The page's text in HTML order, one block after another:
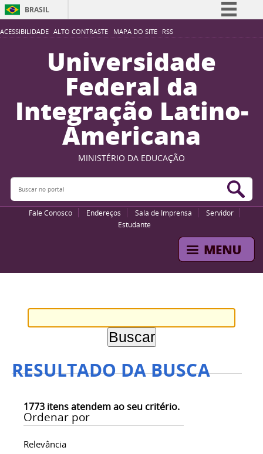
ACESSIBILIDADE ALTO CONTRASTE MAPA DO SITE RSS
BRASIL
Simplifique!
Participe
Acesso à informação
Legislação
Canais
Universidade
Federal da
Integração Latino-
Americana
MINISTÉRIO DA EDUCAÇÃO
Buscar no portal
Fale Conosco Endereços Sala de Imprensa
Servidor
Estudante
RESULTADO DA BUSCA
1773 itens atendem ao seu critério.
Ordenar por
Relevância